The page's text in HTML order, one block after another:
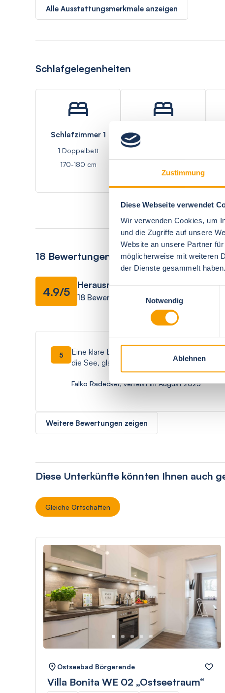
Zustimmung
Diese Webseite verwendet
Wir verwenden Cookies, um
und die Zugriffe auf unsere
Website an unsere Partner
möglicherweise mit weiteren
der Dienste gesammelt haben.
Notwendig
Ablehnen
Alle Ausstattungsmerkmale anzeigen
Schlafgelegenheiten
Schlafzimmer 1
1 Doppelbett
170-180 cm
Schlafzimmer 2
18 Bewertungen
4.9/5
Herausragend
18 Bewertungen
Ausstattung
5
Eine klare Empfehlung an der
die See, glänzt die Wohnung durch eine
Falko Radecker, verreist im August 2025
Weitere Bewertungen zeigen
Diese Unterkünfte könnten Ihnen auch
Gleiche Ortschaften
Ostseebad Börgerende
Villa Bonita WE 02 „Ostseetraum“